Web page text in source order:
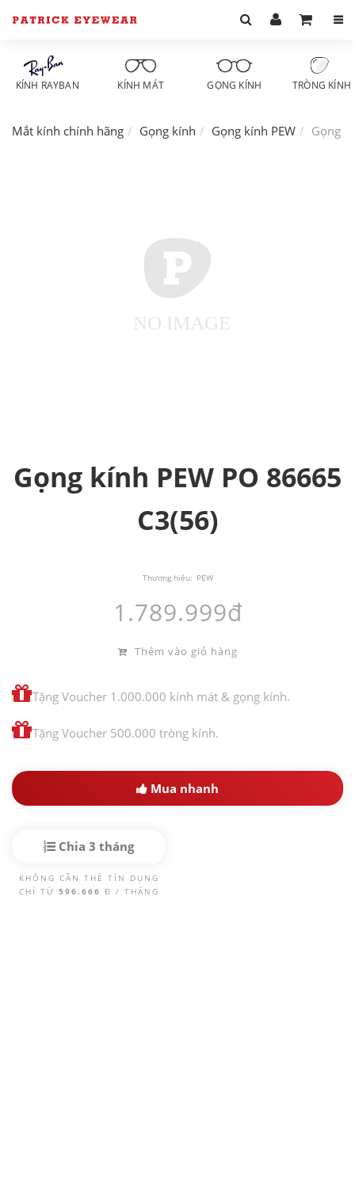
KÍNH RAYBAN KÍNH MÁT GỌNG KÍNH TRÒNG KÍNH
Mắt kính chính hãng Gọng kính Gọng kính PEW Gọng
Gọng kính PEW PO 86665
C3(56)
Thương hiệu: PEW
1.789.999đ
Thêm vào giỏ hàng
Tặng Voucher 1.000.000 kính mát & gọng kính.
Tặng Voucher 500.000 tròng kính.
Mua nhanh
Chia 3 tháng
KHÔNG CẦN THẺ TÍN DỤNG
CHỈ TỪ 596.666 Đ / THÁNG